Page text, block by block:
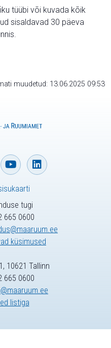
tüübi või kuvada kõik
sisaldavad 30 päeva
muudetud: 13.06.2025 09:53
tugi
665 0600
küsimused
10621 Tallinn
665 0600
listiga